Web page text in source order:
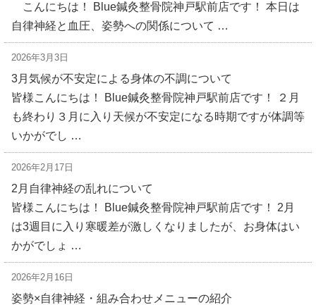
こんにちは！ Blue鍼灸整骨院神戸駅前店です！ 本日は
自律神経と血圧、姿勢への関係について …
2026年3月3日
3月気候が不安定による身体の不調について
皆様こんにちは！ Blue鍼灸整骨院神戸駅前店です！ ２月
も終わり３月に入り天候が不安定になる時期ですが体調等
いかがでし …
2026年2月17日
2月自律神経の乱れについて
皆様こんにちは！ Blue鍼灸整骨院神戸駅前店です！ 2月
は3週目に入り寒暖差が激しくなりましたが、お身体はい
かがでしょ …
2026年2月16日
姿勢×自律神経・組み合わせメニューの紹介